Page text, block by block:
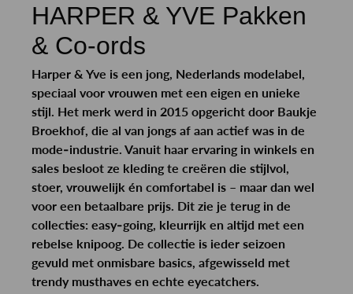
HARPER & YVE Pakken
& Co-ords
Harper & Yve is een jong, Nederlands modelabel,
speciaal voor vrouwen met een eigen en unieke
stijl. Het merk werd in 2015 opgericht door Baukje
Broekhof, die al van jongs af aan actief was in de
mode-industrie. Vanuit haar ervaring in winkels en
sales besloot ze kleding te creëren die stijlvol,
stoer, vrouwelijk én comfortabel is – maar dan wel
voor een betaalbare prijs. Dit zie je terug in de
collecties: easy-going, kleurrijk en altijd met een
rebelse knipoog. De collectie is ieder seizoen
gevuld met onmisbare basics, afgewisseld met
trendy musthaves en echte eyecatchers.